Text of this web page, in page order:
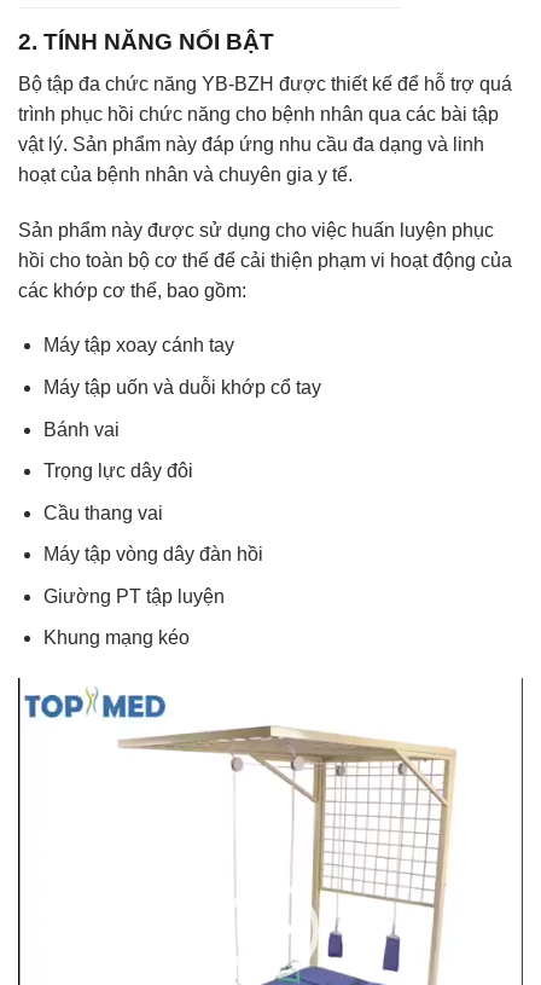
2. TÍNH NĂNG NỔI BẬT
Bộ tập đa chức năng YB-BZH được thiết kế để hỗ trợ quá
trình phục hồi chức năng cho bệnh nhân qua các bài tập
vật lý. Sản phẩm này đáp ứng nhu cầu đa dạng và linh
hoạt của bệnh nhân và chuyên gia y tế.
Sản phẩm này được sử dụng cho việc huấn luyện phục
hồi cho toàn bộ cơ thể để cải thiện phạm vi hoạt động của
các khớp cơ thể, bao gồm:
Máy tập xoay cánh tay
Máy tập uốn và duỗi khớp cổ tay
Bánh vai
Trọng lực dây đôi
Cầu thang vai
Máy tập vòng dây đàn hồi
Giường PT tập luyện
Khung mạng kéo
Trình
chơi